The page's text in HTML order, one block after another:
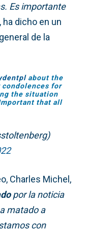
Es importante
ha dicho en un
de la
about the
for
the situation
that all
Charles Michel,
por la noticia
matado a
con